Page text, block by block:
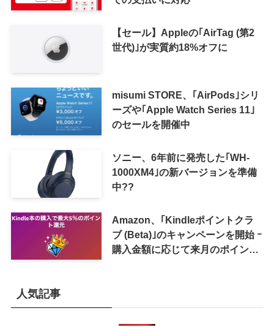
【セール】Appleの｢AirTag (第2
世代)｣が実質約18%オフに
misumi STORE、｢AirPods｣シリ
ーズや｢Apple Watch Series 11｣
のセールを開催中
ソニー、6年前に発売した｢WH-
1000XM4｣の新バージョンを準備
中??
Amazon、｢Kindleポイントクラ
ブ (Beta)｣のキャンペーンを開始 ｰ
購入金額に応じて来月のポイント
人気記事